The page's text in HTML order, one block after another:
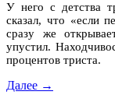
У него с детства
сказал, что «если
сразу же
упустил.
процентов триста.
Далее →